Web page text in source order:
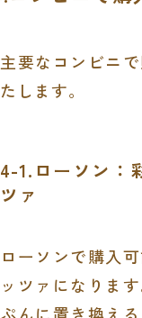
主要なコンビニ
たします。
4-1.ローソン：
ツァ
ローソンで購入
ッツァになりま